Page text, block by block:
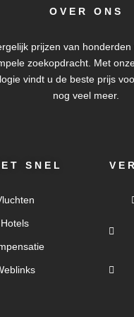
OVER ONS
prijzen van
zoekopdracht. Met
vindt u de beste prijs
nog veel meer.
SNEL
Hotels